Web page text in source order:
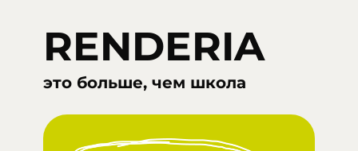
RENDERIA
это больше, чем школа